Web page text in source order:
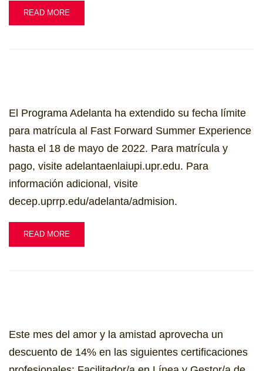
READ MORE
El Programa Adelanta ha extendido su fecha límite
para matrícula al Fast Forward Summer Experience
hasta el 18 de mayo de 2022. Para matrícula y
pago, visite adelantaenlaiupi.upr.edu. Para
información adicional, visite
decep.uprrp.edu/adelanta/admision.
READ MORE
Este mes del amor y la amistad aprovecha un
descuento de 14% en las siguientes certificaciones